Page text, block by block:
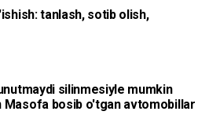
tanlash, sotib olish,
silinmesiyle mumkin
Masofa bosib o'tgan avtomobillar